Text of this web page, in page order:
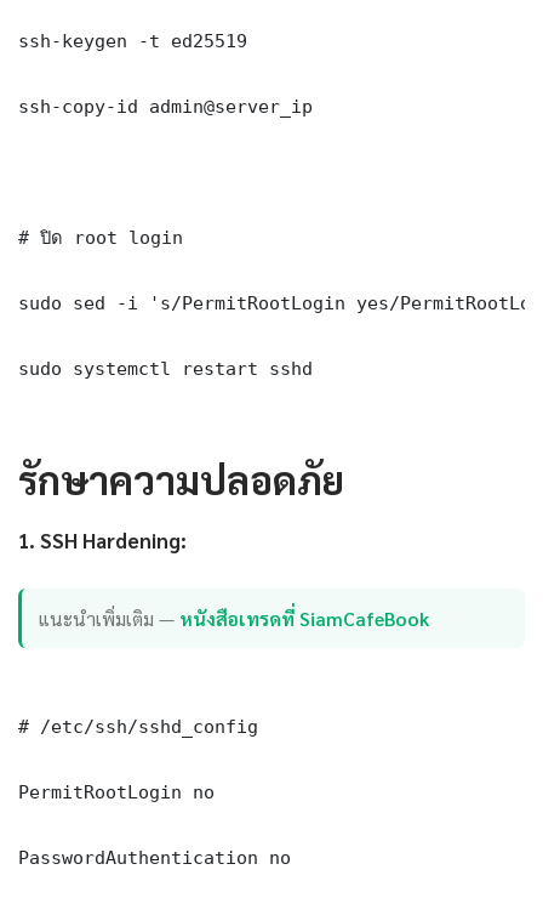
ssh-keygen -t ed25519
ssh-copy-id admin@server_ip
# ปิด root login
sudo sed -i 's/PermitRootLogin yes/
sudo systemctl restart sshd
รักษาความปลอดภัย
1. SSH Hardening:
แนะนำเพิ่มเติม — หนังสือเทรดที่ SiamCafeBook
# /etc/ssh/sshd_config
PermitRootLogin no
PasswordAuthentication no